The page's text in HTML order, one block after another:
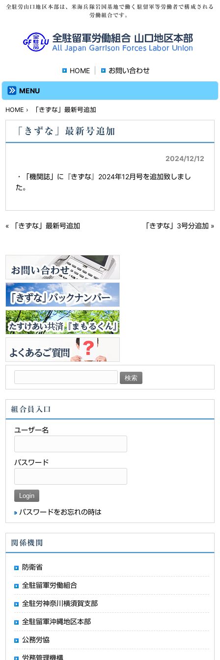
全駐労山口地区本部は、米海兵隊岩国基地で働く駐留軍等労働者で構成される
労働組合です。
HOME お問い合わせ
MENU
HOME › 「きずな」最新号追加
「きずな」最新号追加
2024/12/12
・「機関誌」に『きずな』2024年12月号を追加致しまし
た。
« 「きずな」最新号追加 「きずな」3号分追加 »
索:
組合員入口
ユーザー名
パスワード
パスワードをお忘れの時は
関係機関
防衛省
全駐留軍労働組合
全駐労神奈川横須賀支部
全駐留軍沖縄地区本部
公務労協
労務管理機構